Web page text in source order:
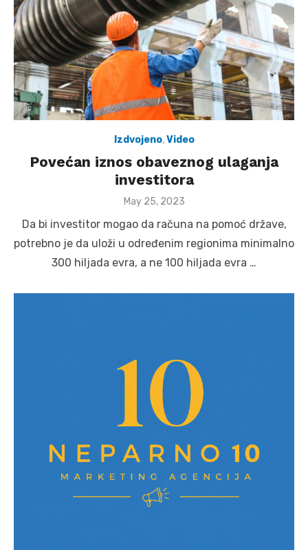
Izdvojeno,Video
Povećan iznos obaveznog ulaganja
investitora
Posted
May 25, 2023
Da bi investitor mogao da računa na pomoć države,
potrebno je da uloži u određenim regionima minimalno
300 hiljada evra, a ne 100 hiljada evra …